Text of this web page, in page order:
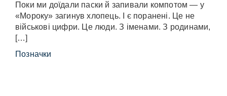
Поки ми доїдали паски й запивали компотом — у
«Мороку» загинув хлопець. І є поранені. Це не
військові цифри. Це люди. З іменами. З родинами,
[…]
Позначки